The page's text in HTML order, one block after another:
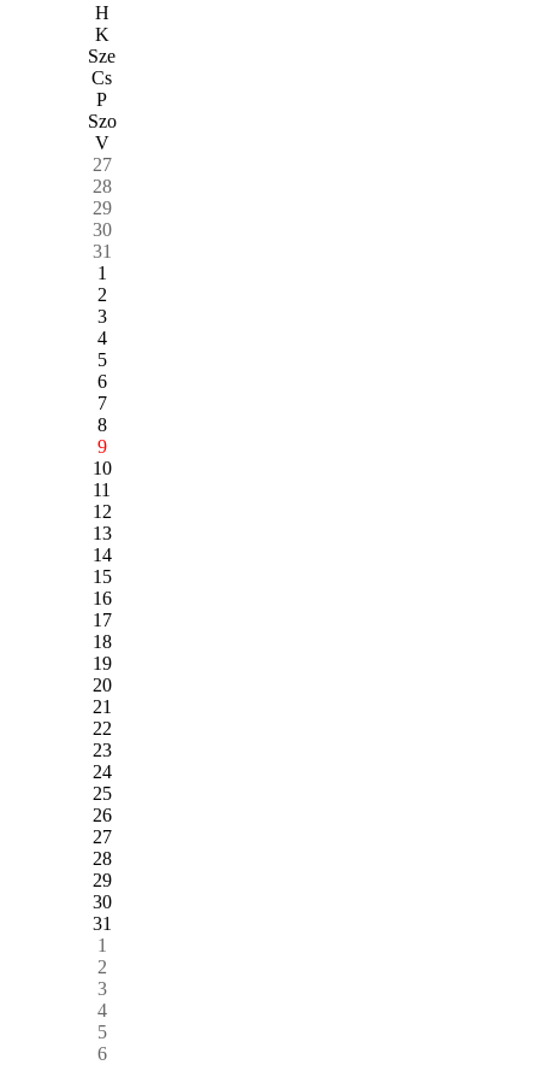
H
K
Sze
Cs
P
Szo
V
27
28
29
30
31
1
2
3
4
5
6
7
8
9
10
11
12
13
14
15
16
17
18
19
20
21
22
23
24
25
26
27
28
29
30
31
1
2
3
4
5
6